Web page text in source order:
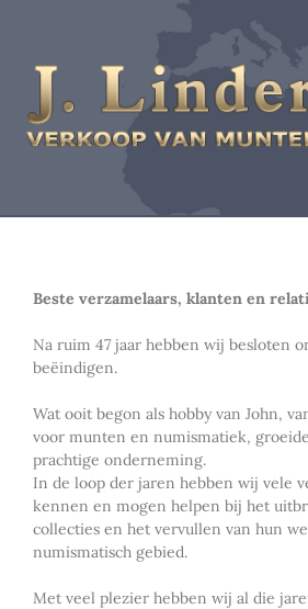
Beste verzamelaars, klanten en
Na ruim 47 jaar hebben wij besloten
beëindigen.
Wat ooit begon als hobby van John,
voor munten en numismatiek,
prachtige onderneming.
In de loop der jaren hebben wij vele
kennen en mogen helpen bij het
collecties en het vervullen van hun
numismatisch gebied.
Met veel plezier hebben wij al die